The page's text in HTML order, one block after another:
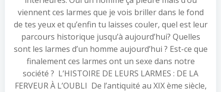
viennent ces larmes que je vois briller dans le fond
de tes yeux et qu’enfin tu laisses couler, quel est leur
parcours historique jusqu’à aujourd’hui? Quelles
sont les larmes d’un homme aujourd’hui ? Est-ce que
finalement ces larmes ont un sexe dans notre
société ? L’HISTOIRE DE LEURS LARMES : DE LA
FERVEUR À L’OUBLI De l’antiquité au XIX ème siècle,